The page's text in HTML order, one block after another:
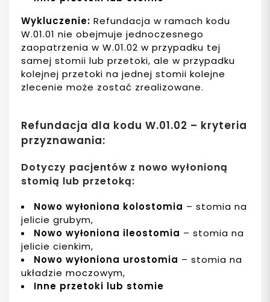
Wykluczenie: Refundacja w ramach kodu
W.01.01 nie obejmuje jednoczesnego
zaopatrzenia w W.01.02 w przypadku tej
samej stomii lub przetoki, ale w przypadku
kolejnej przetoki na jednej stomii kolejne
zlecenie może zostać zrealizowane.
Refundacja dla kodu W.01.02 – kryteria
przyznawania:
Dotyczy pacjentów z nowo wyłonioną
stomią lub przetoką:
Nowo wyłoniona kolostomia – stomia na
jelicie grubym,
Nowo wyłoniona ileostomia – stomia na
jelicie cienkim,
Nowo wyłoniona urostomia – stomia na
układzie moczowym,
Inne przetoki lub stomie